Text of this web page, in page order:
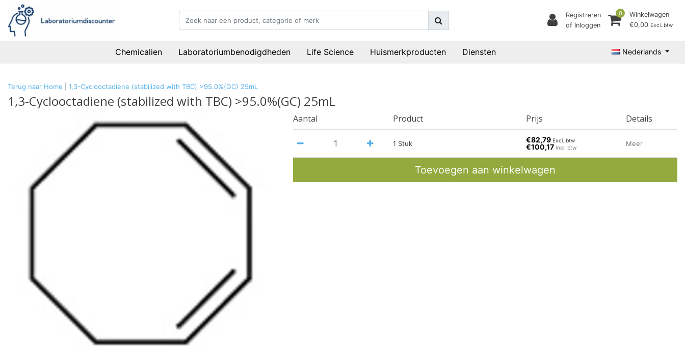
Registreren
of Inloggen
0
Winkelwagen
€0,00 Excl. btw
Chemicalien Laboratoriumbenodigdheden Life Science Huismerkproducten Diensten Nederlands
Terug naar Home 1,3-Cyclooctadiene (stabilized with TBC) >95.0%(GC) 25mL
1,3-Cyclooctadiene (stabilized with TBC) >95.0%(GC) 25mL
Aantal Product Prijs Details
1 Stuk €82,79 Excl. btw
€100,17 Incl. btw
Meer
Toevoegen aan winkelwagen